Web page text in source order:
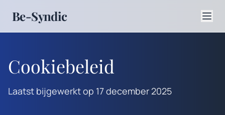
Be-Syndic
Cookiebeleid
Laatst bijgewerkt op 17 december 2025